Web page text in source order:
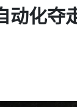
动化夺